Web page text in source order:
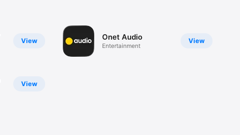
View
View
View
Onet Audio
Entertainment